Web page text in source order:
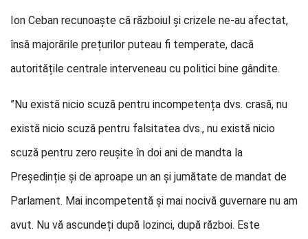
Ion Ceban recunoaște că războiul și crizele ne-au afectat,
însă majorările prețurilor puteau fi temperate, dacă
autoritățile centrale interveneau cu politici bine gândite.
”Nu există nicio scuză pentru incompetența dvs. crasă, nu
există nicio scuză pentru falsitatea dvs., nu există nicio
scuză pentru zero reușite în doi ani de mandta la
Președinție și de aproape un an și jumătate de mandat de
Parlament. Mai incompetentă și mai nocivă guvernare nu am
avut. Nu vă ascundeți după lozinci, după război. Este